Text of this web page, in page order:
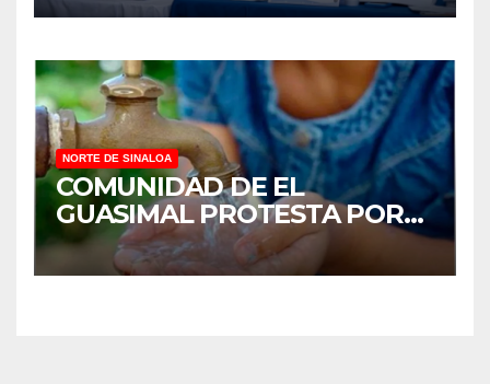
NORTE DE SINALOA
COMUNIDAD DE EL
GUASIMAL PROTESTA POR
FALTA DE AGUA POTABLE EN
MOCORITO